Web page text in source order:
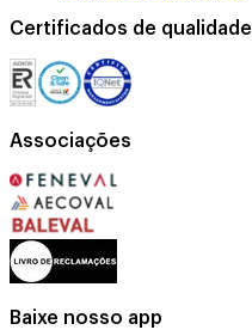
Certificados de qualidade
Associações
Baixe nosso app